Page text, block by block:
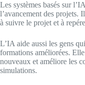
Les systèmes basés sur
l’avancement des projets.
à suivre le projet et à
L’IA aide aussi les gens
formations améliorées.
nouveaux et améliore les
simulations.